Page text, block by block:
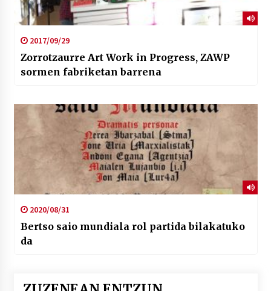
2017/09/29
Zorrotzaurre Art Work in Progress, ZAWP
sormen fabriketan barrena
2020/08/31
Bertso saio mundiala rol partida bilakatuko
da